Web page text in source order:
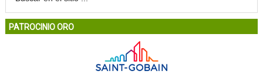
PATROCINIO ORO